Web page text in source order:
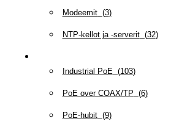
Modeemit(3)
NTP-kellot ja -serverit(32)
Industrial PoE(103)
PoE over COAX/TP (6)
PoE-hubit(9)